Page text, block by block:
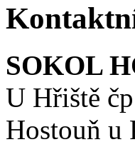
SOKOL
U Hřiště
Hostouň u